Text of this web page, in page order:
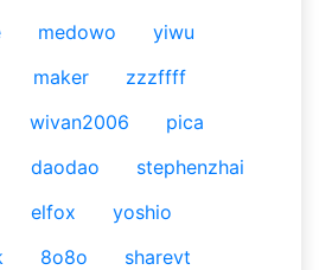
medowo
yiwu
maker
zzzffff
wivan2006
pica
daodao
stephenzhai
elfox
yoshio
8o8o
sharevt